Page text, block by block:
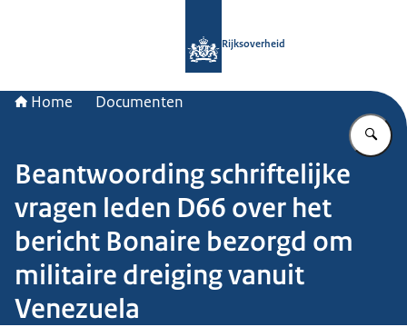
Rijksoverheid
Home Documenten
Beantwoording schriftelijke
vragen leden D66 over het
bericht Bonaire bezorgd om
militaire dreiging vanuit
Venezuela